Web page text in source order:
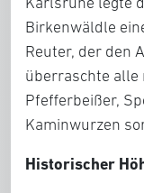
Birkenwäldle
Reuter, der den
überraschte alle
Pfefferbeißer,
Kaminwurzen
Historischer